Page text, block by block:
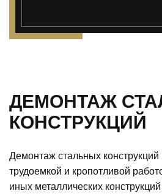
ДЕМОНТАЖ
КОНСТРУКЦИЙ
Демонтаж стальных конструкций
трудоемкой и кропотливой
иных металлических